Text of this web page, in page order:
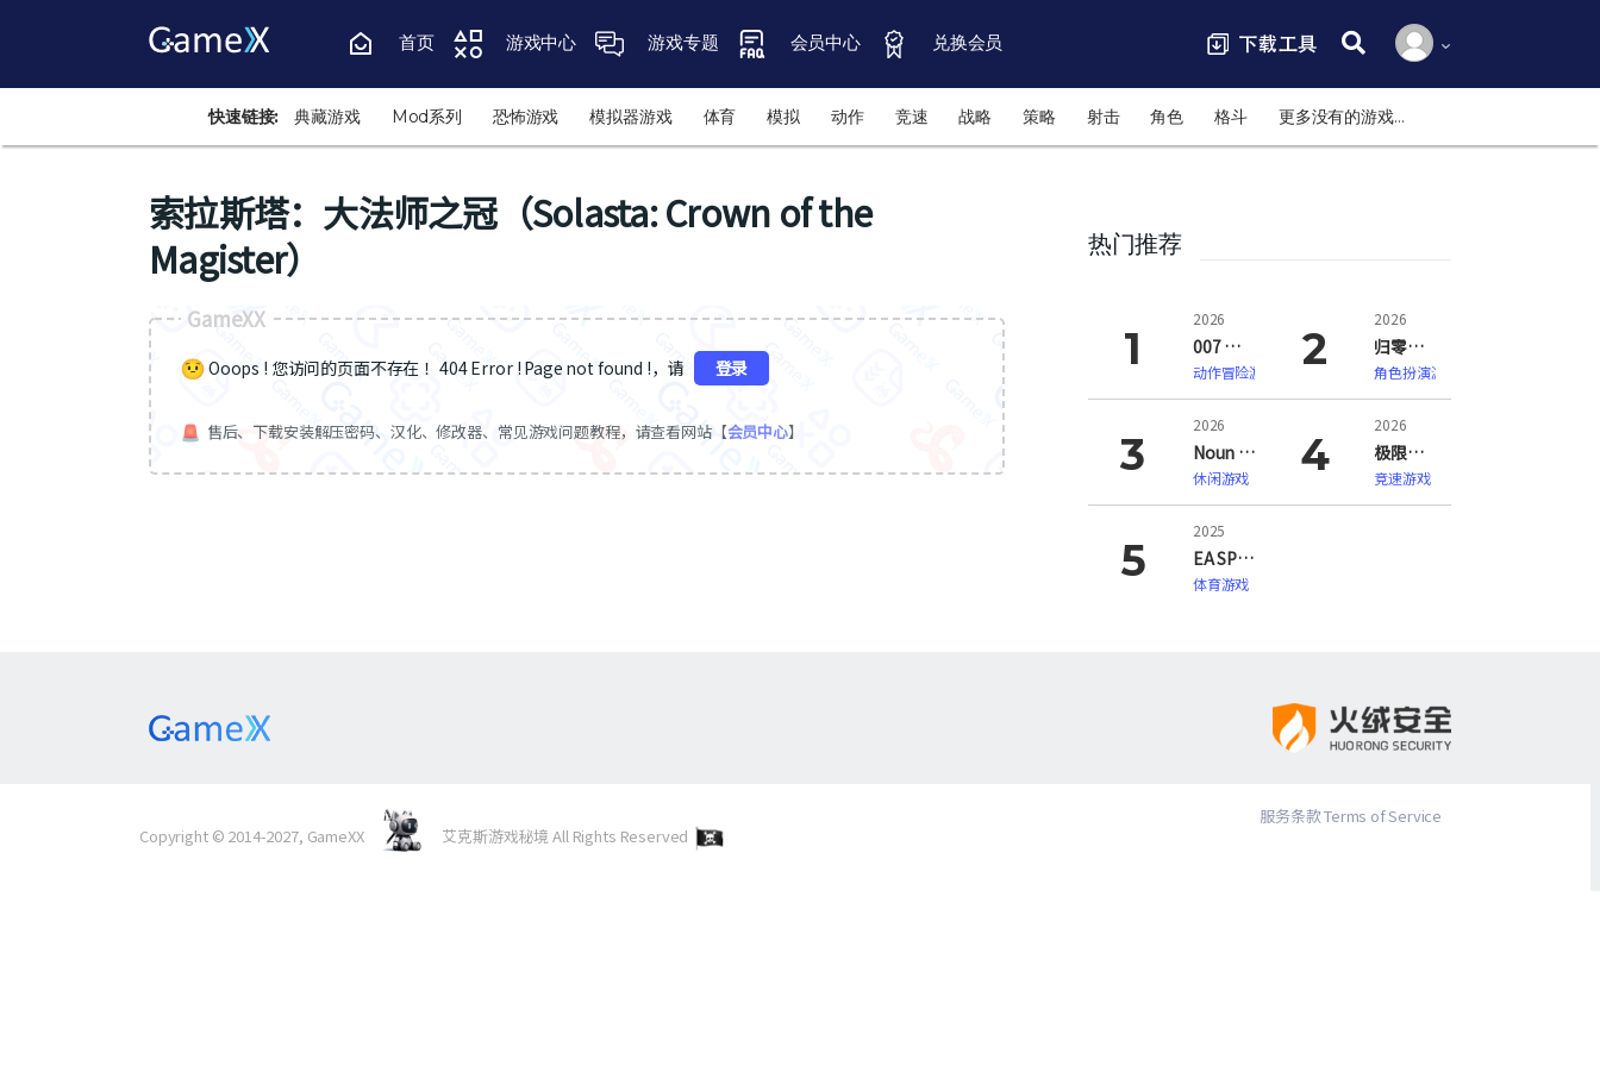
首页 游戏中心 游戏专题 会员中心 兑换会员
搜索:
快速链接: 典藏游戏 Mod系列 恐怖游戏 模拟器游戏 体育 模拟 动作 竞速 战略 策略 射击 角色 格斗 更多没有的游戏…
索拉斯塔：大法师之冠（Solasta: Crown of the
Magister）
GameXX
Ooops ! 您访问的页面不存在 ！404 Error ! Page not found !，请 登录
售后、下载安装解压密码、汉化、修改器、常见游戏问题教程，请查看网站【会员中心】
热门推荐
2026
007 初露锋芒（007 First Light）
动作冒险游戏
2026
归零巡礼：亡谍镇魂曲（ZERO PARADES: For Dead Spies）
角色扮演游戏
2026
Noun Town 语言学习（Noun Town Language Learning）
休闲游戏
2026
极限竞速：地平线6（Forza Horizon 6）
竞速游戏
2025
EA SPORTS FC 26
体育游戏
Copyright © 2014-2027, GameXX 艾克斯游戏秘境 All Rights Reserved
服务条款 Terms of Service